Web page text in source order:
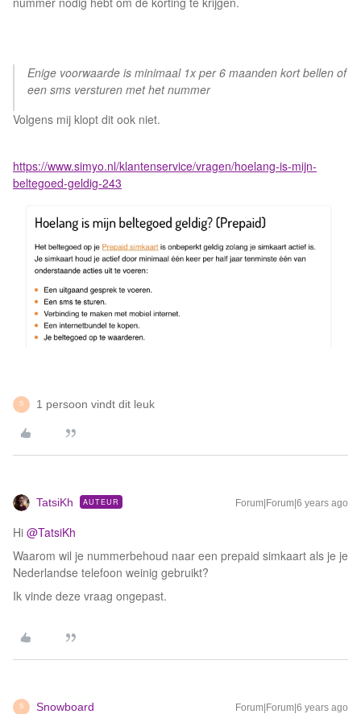
Enige voorwaarde is minimaal 1x per 6 maanden kort bellen of
een sms versturen met het nummer
Volgens mij klopt dit ook niet.
https://www.simyo.nl/klantenservice/vragen/hoelang-is-mijn-
beltegoed-geldig-243
S 1 persoon vindt dit leuk
TatsiKh AUTEUR Forum|Forum|6 years ago
Hi @TatsiKh
Waarom wil je nummerbehoud naar een prepaid simkaart als je je
Nederlandse telefoon weinig gebruikt?
Ik vinde deze vraag ongepast.
S Snowboard Forum|Forum|6 years ago